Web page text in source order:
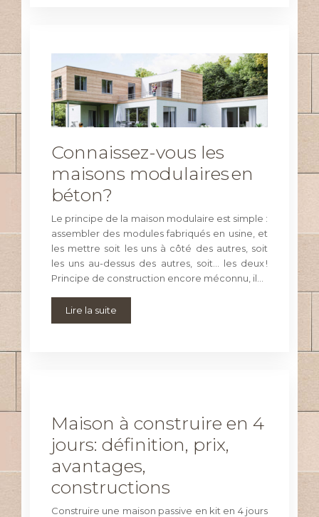
Connaissez-vous les
maisons modulaires en
béton?
Le principe de la maison modulaire est simple :
assembler des modules fabriqués en usine, et
les mettre soit les uns à côté des autres, soit
les uns au-dessus des autres, soit… les deux !
Principe de construction encore méconnu, il…
Lire la suite
Maison à construire en 4
jours: définition, prix,
avantages,
constructions
Construire une maison passive en kit en 4 jours